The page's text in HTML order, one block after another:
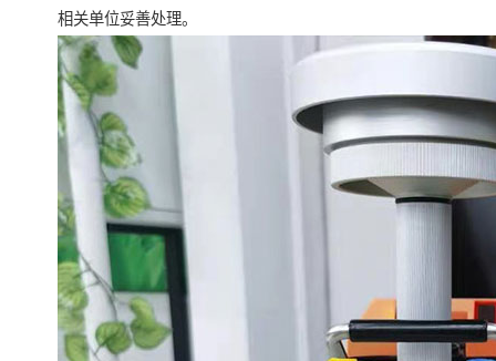
相关单位妥善处理。